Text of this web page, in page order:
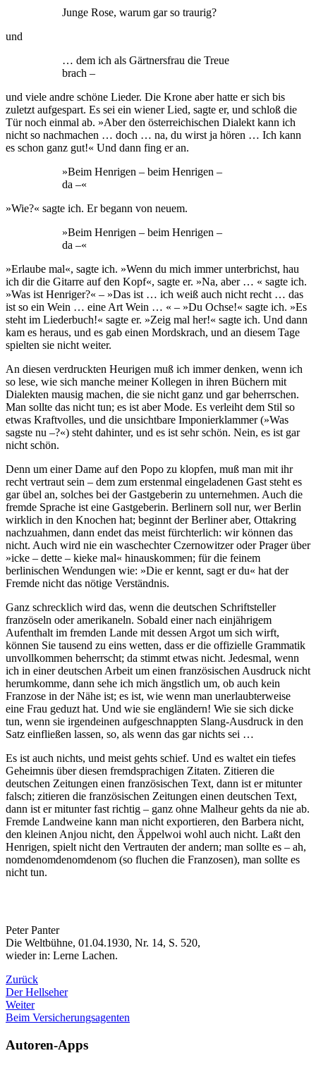
Junge Rose, warum gar so traurig?
und
… dem ich als Gärtnersfrau die Treue
brach –
und viele andre schöne Lieder. Die Krone aber hatte er sich bis
zuletzt aufgespart. Es sei ein wiener Lied, sagte er, und schloß die
Tür noch einmal ab. »Aber den österreichischen Dialekt kann ich
nicht so nachmachen … doch … na, du wirst ja hören … Ich kann
es schon ganz gut!« Und dann fing er an.
»Beim Henrigen – beim Henrigen –
da –«
»Wie?« sagte ich. Er begann von neuem.
»Beim Henrigen – beim Henrigen –
da –«
»Erlaube mal«, sagte ich. »Wenn du mich immer unterbrichst, hau
ich dir die Gitarre auf den Kopf«, sagte er. »Na, aber … « sagte ich.
»Was ist Henriger?« – »Das ist … ich weiß auch nicht recht … das
ist so ein Wein … eine Art Wein … « – »Du Ochse!« sagte ich. »Es
steht im Liederbuch!« sagte er. »Zeig mal her!« sagte ich. Und dann
kam es heraus, und es gab einen Mordskrach, und an diesem Tage
spielten sie nicht weiter.
An diesen verdruckten Heurigen muß ich immer denken, wenn ich
so lese, wie sich manche meiner Kollegen in ihren Büchern mit
Dialekten mausig machen, die sie nicht ganz und gar beherrschen.
Man sollte das nicht tun; es ist aber Mode. Es verleiht dem Stil so
etwas Kraftvolles, und die unsichtbare Imponierklammer (»Was
sagste nu –?«) steht dahinter, und es ist sehr schön. Nein, es ist gar
nicht schön.
Denn um einer Dame auf den Popo zu klopfen, muß man mit ihr
recht vertraut sein – dem zum erstenmal eingeladenen Gast steht es
gar übel an, solches bei der Gastgeberin zu unternehmen. Auch die
fremde Sprache ist eine Gastgeberin. Berlinern soll nur, wer Berlin
wirklich in den Knochen hat; beginnt der Berliner aber, Ottakring
nachzuahmen, dann endet das meist fürchterlich: wir können das
nicht. Auch wird nie ein waschechter Czernowitzer oder Prager über
»icke – dette – kieke mal« hinauskommen; für die feinem
berlinischen Wendungen wie: »Die er kennt, sagt er du« hat der
Fremde nicht das nötige Verständnis.
Ganz schrecklich wird das, wenn die deutschen Schriftsteller
französeln oder amerikaneln. Sobald einer nach einjährigem
Aufenthalt im fremden Lande mit dessen Argot um sich wirft,
können Sie tausend zu eins wetten, dass er die offizielle Grammatik
unvollkommen beherrscht; da stimmt etwas nicht. Jedesmal, wenn
ich in einer deutschen Arbeit um einen französischen Ausdruck nicht
herumkomme, dann sehe ich mich ängstlich um, ob auch kein
Franzose in der Nähe ist; es ist, wie wenn man unerlaubterweise
eine Frau geduzt hat. Und wie sie engländern! Wie sie sich dicke
tun, wenn sie irgendeinen aufgeschnappten Slang-Ausdruck in den
Satz einfließen lassen, so, als wenn das gar nichts sei …
Es ist auch nichts, und meist gehts schief. Und es waltet ein tiefes
Geheimnis über diesen fremdsprachigen Zitaten. Zitieren die
deutschen Zeitungen einen französischen Text, dann ist er mitunter
falsch; zitieren die französischen Zeitungen einen deutschen Text,
dann ist er mitunter fast richtig – ganz ohne Malheur gehts da nie ab.
Fremde Landweine kann man nicht exportieren, den Barbera nicht,
den kleinen Anjou nicht, den Äppelwoi wohl auch nicht. Laßt den
Henrigen, spielt nicht den Vertrauten der andern; man sollte es – ah,
nomdenomdenomdenom (so fluchen die Franzosen), man sollte es
nicht tun.
Peter Panter
Die Weltbühne, 01.04.1930, Nr. 14, S. 520,
wieder in: Lerne Lachen.
Zurück
Der Hellseher
Weiter
Beim Versicherungsagenten
Autoren-Apps